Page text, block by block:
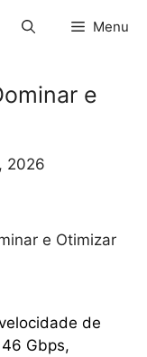
Menu
e
2026
e Otimizar
de
Gbps,